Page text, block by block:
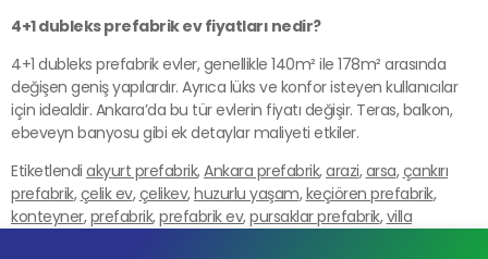
4+1 dubleks prefabrik ev fiyatları nedir?
4+1 dubleks prefabrik evler, genellikle 140m² ile 178m² arasında
değişen geniş yapılardır. Ayrıca lüks ve konfor isteyen kullanıcılar
için idealdir. Ankara’da bu tür evlerin fiyatı değişir. Teras, balkon,
ebeveyn banyosu gibi ek detaylar maliyeti etkiler.
Etiketlendi akyurt prefabrik,Ankara prefabrik,arazi,arsa,çankırı
prefabrik,çelik ev,çelikev,huzurlu yaşam,keçiören prefabrik,
konteyner,prefabrik,prefabrik ev,pursaklar prefabrik,villa